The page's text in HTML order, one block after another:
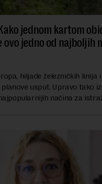
jednom kartom
ovo jedno od najboljih
hiljade železničkih linija
usput. Upravo tako
načina za